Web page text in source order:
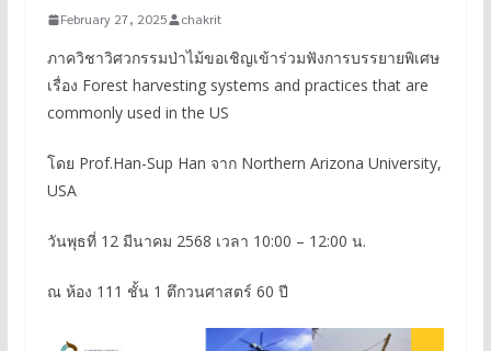
February 27, 2025 chakrit
ภาควิชาวิศวกรรมป่าไม้ขอเชิญเข้าร่วมฟังการบรรยายพิเศษ
เรื่อง Forest harvesting systems and practices that are
commonly used in the US
โดย Prof.Han-Sup Han จาก Northern Arizona University,
USA
วันพุธที่ 12 มีนาคม 2568 เวลา 10:00 – 12:00 น.
ณ ห้อง 111 ชั้น 1 ตึกวนศาสตร์ 60 ปี